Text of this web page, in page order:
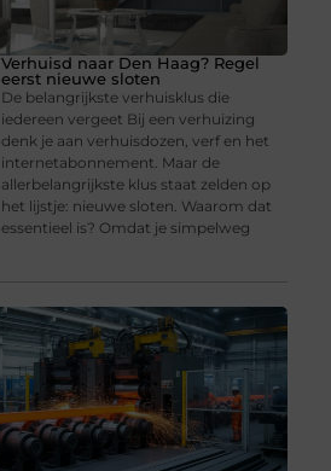
Verhuisd naar Den Haag? Regel
eerst nieuwe sloten
De belangrijkste verhuisklus die
iedereen vergeet Bij een verhuizing
denk je aan verhuisdozen, verf en het
internetabonnement. Maar de
allerbelangrijkste klus staat zelden op
het lijstje: nieuwe sloten. Waarom dat
essentieel is? Omdat je simpelweg